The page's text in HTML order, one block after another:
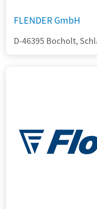
FLENDER GmbH
D-46395 Bocholt,